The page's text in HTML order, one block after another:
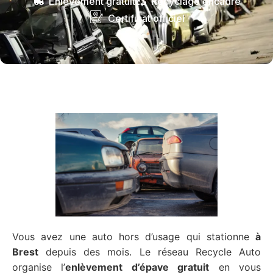
Certificat officiel
Vous avez une auto hors d’usage qui stationne à
Brest depuis des mois. Le réseau Recycle Auto
organise l’enlèvement d’épave gratuit en vous